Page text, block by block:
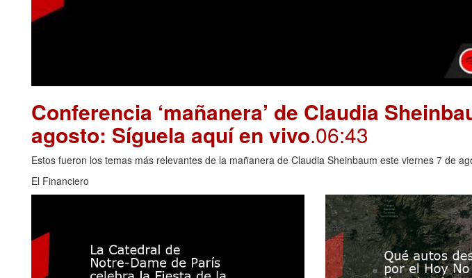
Conferencia ‘mañanera’ de Claudia
agosto: Síguela aquí en vivo.06:43
Estos fueron los temas más relevantes de la mañanera de Claudia Sheinbaum este viernes 7 de
El Financiero